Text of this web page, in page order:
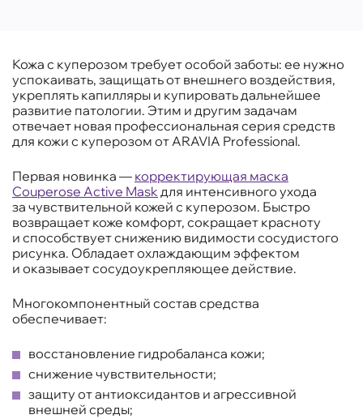
Кожа с куперозом требует особой заботы: ее нужно
успокаивать, защищать от внешнего воздействия,
укреплять капилляры и купировать дальнейшее
развитие патологии. Этим и другим задачам
отвечает новая профессиональная серия средств
для кожи с куперозом от ARAVIA Professional.
Первая новинка — корректирующая маска
Couperose Active Maskдля интенсивного ухода
за чувствительной кожей с куперозом. Быстро
возвращает коже комфорт, сокращает красноту
и способствует снижению видимости сосудистого
рисунка. Обладает охлаждающим эффектом
и оказывает сосудоукрепляющее действие.
Многокомпонентный состав средства
обеспечивает:
восстановление гидробаланса кожи;
снижение чувствительности;
защиту от антиоксидантов и агрессивной
внешней среды;